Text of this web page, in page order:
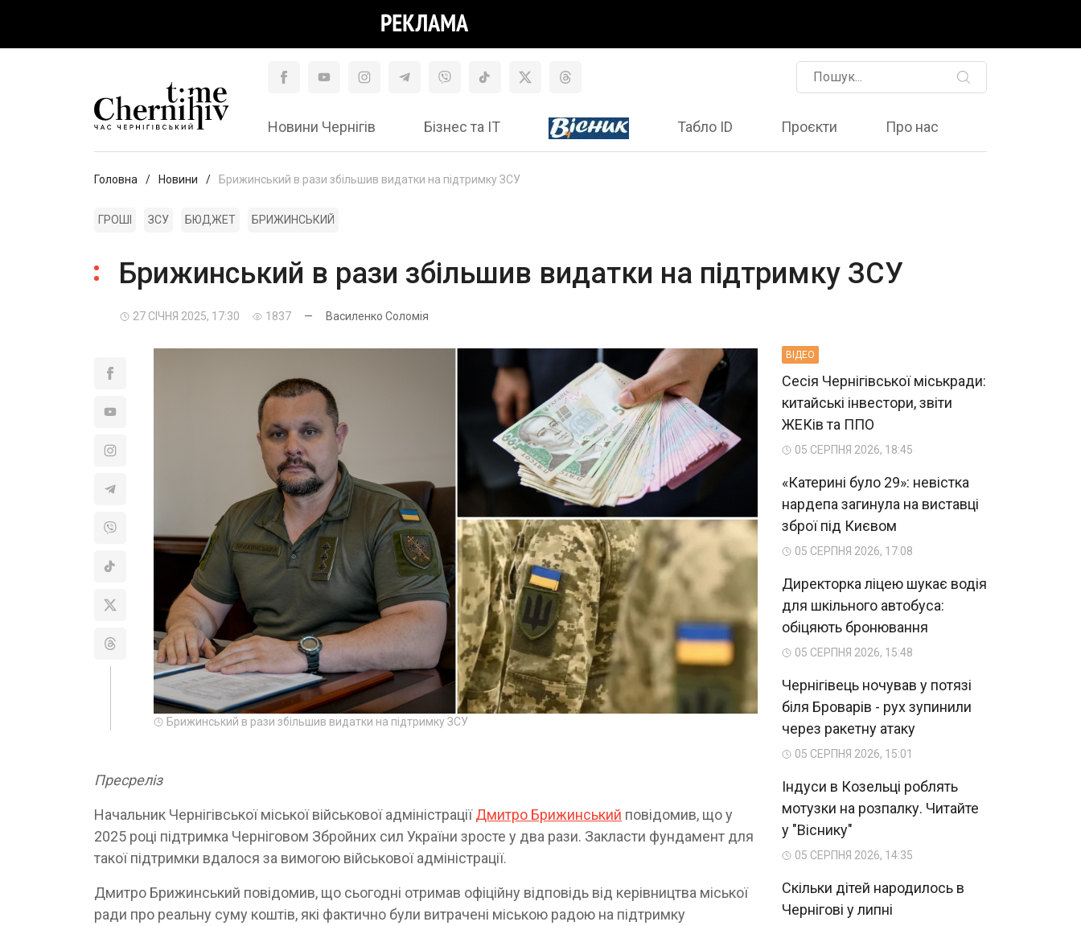
Новини Чернігів Бізнес та ІТ Табло ID Проєкти Про нас
Головна Новини Брижинський в рази збільшив видатки на підтримку ЗСУ
ГРОШІ ЗСУ БЮДЖЕТ БРИЖИНСЬКИЙ
Брижинський в рази збільшив видатки на підтримку ЗСУ
27 СІЧНЯ 2025, 17:30 1837 — Василенко Соломія
Брижинський в рази збільшив видатки на підтримку ЗСУ
Пресреліз
Начальник Чернігівської міської військової адміністраціїДмитро Брижинський повідомив, що у
2025 році підтримка Черніговом Збройних сил України зросте у два рази. Закласти фундамент для
такої підтримки вдалося за вимогою військової адміністрації.
Дмитро Брижинський повідомив, що сьогодні отримав офіційну відповідь від керівництва міської
ради про реальну суму коштів, які фактично були витрачені міською радою на підтримку
ВIДЕО
Сесія Чернігівської міськради:
китайські інвестори, звіти
ЖЕКів та ППО
05 СЕРПНЯ 2026, 18:45
«Катерині було 29»: невістка
нардепа загинула на виставці
зброї під Києвом
05 СЕРПНЯ 2026, 17:08
Директорка ліцею шукає водія
для шкільного автобуса:
обіцяють бронювання
05 СЕРПНЯ 2026, 15:48
Чернігівець ночував у потязі
біля Броварів - рух зупинили
через ракетну атаку
05 СЕРПНЯ 2026, 15:01
Індуси в Козельці роблять
мотузки на розпалку. Читайте
у "Віснику"
05 СЕРПНЯ 2026, 14:35
Скільки дітей народилось в
Чернігові у липні